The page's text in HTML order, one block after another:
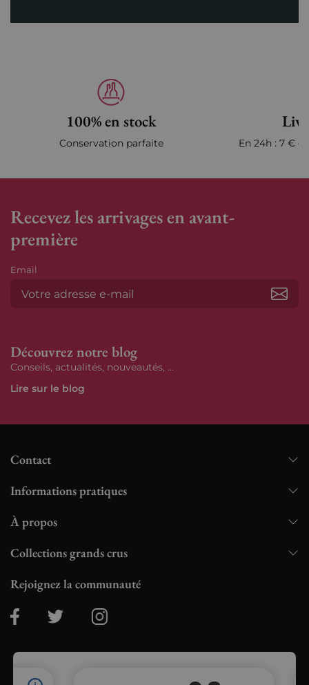
100% en stock
Conservation parfaite En 24h : 7 €
Recevez les arrivages en avant-
première
Email
Découvrez notre blog
Conseils, actualités, nouveautés, ...
Lire sur le blog
Contact
Informations pratiques
À propos
Collections grands crus
Rejoignez la communauté